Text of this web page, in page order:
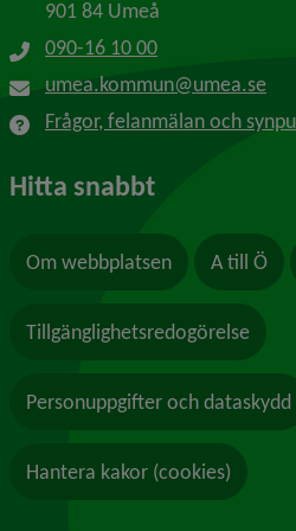
901 84 Umeå
090-16 10 00
umea.kommun@umea.se
Frågor, felanmälan och
Hitta snabbt
Om webbplatsen A till Ö
Tillgänglighetsredogörelse
Personuppgifter och dataskydd
Hantera kakor (cookies)